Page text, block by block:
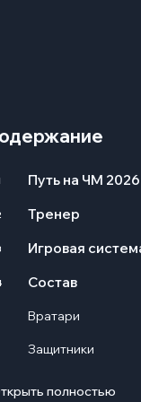
Путь на ЧМ 2026
Тренер
Игровая
Состав
Вратари
Защитники
полностью